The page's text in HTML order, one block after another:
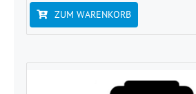
ZUM WARENKORB